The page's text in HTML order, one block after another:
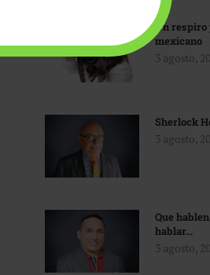
Un
mexicano
3 agosto,
Sherlock
3 agosto,
Que
hablar…
3 agosto,